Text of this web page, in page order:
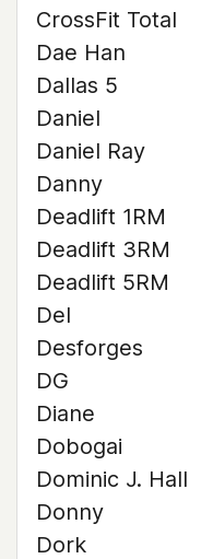
CrossFit Total
Dae Han
Dallas 5
Daniel
Daniel Ray
Danny
Deadlift 1RM
Deadlift 3RM
Deadlift 5RM
Del
Desforges
DG
Diane
Dobogai
Dominic J. Hall
Donny
Dork